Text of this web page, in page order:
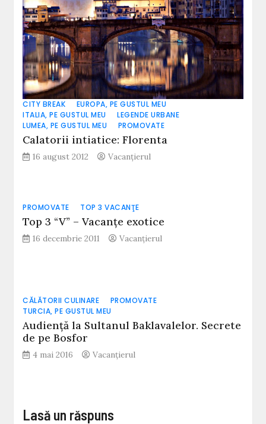
CITY BREAK
EUROPA, PE GUSTUL MEU
ITALIA, PE GUSTUL MEU
LEGENDE URBANE
LUMEA, PE GUSTUL MEU
PROMOVATE
Calatorii intiatice: Florenta
16 august 2012 Vacanțierul
PROMOVATE TOP 3 VACANŢE
Top 3 “V” – Vacanțe exotice
16 decembrie 2011 Vacanțierul
CĂLĂTORII CULINARE
PROMOVATE
TURCIA, PE GUSTUL MEU
Audiență la Sultanul Baklavalelor. Secrete
de pe Bosfor
4 mai 2016 Vacanțierul
Lasă un răspuns